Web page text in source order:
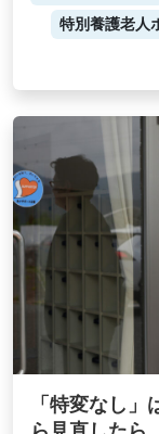
特別養護老人
「特変なし